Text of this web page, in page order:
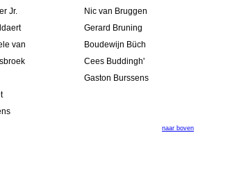
Jr.
Nic van Bruggen
Gerard Bruning
van
Boudewijn Büch
Cees Buddingh'
Gaston Burssens
naar boven